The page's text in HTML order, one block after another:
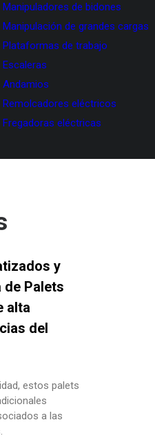
Manipuladores de bidones
Manipulación de grandes cargas
Plataformas de trabajo
Escaleras
Andamios
Remolcadores eléctricos
Fregadoras eléctricas
y
de Palets
alta
del
estos palets
a las